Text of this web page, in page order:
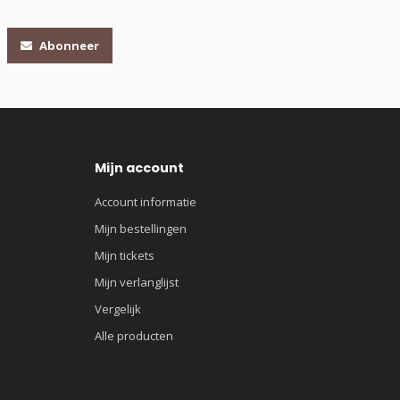
Abonneer
Mijn account
Account informatie
Mijn bestellingen
Mijn tickets
Mijn verlanglijst
Vergelijk
Alle producten